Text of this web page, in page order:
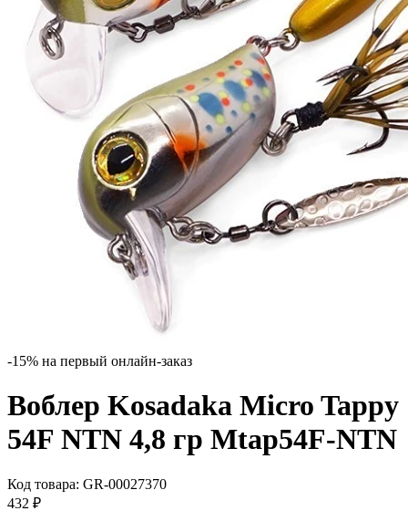
-15% на первый онлайн-заказ
Воблер Kosadaka Micro Tappy
54F NTN 4,8 гр Mtap54F-NTN
Код товара: GR-00027370
432 ₽